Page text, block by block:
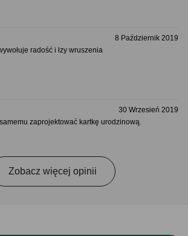
8 Październik 2019
radość i łzy wruszenia
30 Wrzesień 2019
zaprojektować kartkę urodzinową.
Zobacz więcej opinii